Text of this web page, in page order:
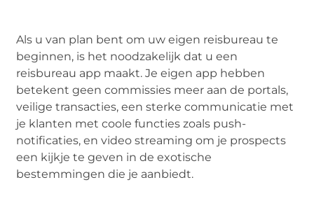
Als u van plan bent om uw eigen reisbureau te
beginnen, is het noodzakelijk dat u een
reisbureau app maakt. Je eigen app hebben
betekent geen commissies meer aan de portals,
veilige transacties, een sterke communicatie met
je klanten met coole functies zoals push-
notificaties, en video streaming om je prospects
een kijkje te geven in de exotische
bestemmingen die je aanbiedt.